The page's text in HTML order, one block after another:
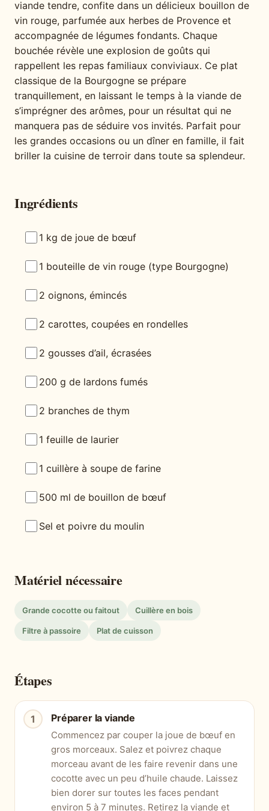
viande tendre, confite dans un délicieux bouillon de
vin rouge, parfumée aux herbes de Provence et
accompagnée de légumes fondants. Chaque
bouchée révèle une explosion de goûts qui
rappellent les repas familiaux conviviaux. Ce plat
classique de la Bourgogne se prépare
tranquillement, en laissant le temps à la viande de
s’imprégner des arômes, pour un résultat qui ne
manquera pas de séduire vos invités. Parfait pour
les grandes occasions ou un dîner en famille, il fait
briller la cuisine de terroir dans toute sa splendeur.
Ingrédients
1 kg de joue de bœuf
1 bouteille de vin rouge (type Bourgogne)
2 oignons, émincés
2 carottes, coupées en rondelles
2 gousses d’ail, écrasées
200 g de lardons fumés
2 branches de thym
1 feuille de laurier
1 cuillère à soupe de farine
500 ml de bouillon de bœuf
Sel et poivre du moulin
Matériel nécessaire
Grande cocotte ou faitout Cuillère en bois
Filtre à passoire Plat de cuisson
Étapes
Préparer la viande
Commencez par couper la joue de bœuf en
gros morceaux. Salez et poivrez chaque
morceau avant de les faire revenir dans une
cocotte avec un peu d’huile chaude. Laissez
bien dorer sur toutes les faces pendant
environ 5 à 7 minutes. Retirez la viande et